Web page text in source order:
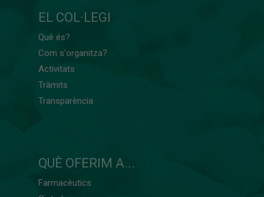
EL COL·LEGI
Què és?
Com s'organitza?
Activitats
Tràmits
Transparència
QUÈ OFERIM A...
Farmacèutics